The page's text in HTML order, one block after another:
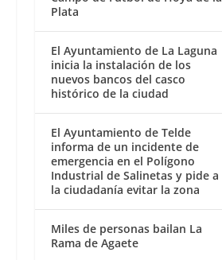
Plata
El Ayuntamiento de La Laguna
inicia la instalación de los
nuevos bancos del casco
histórico de la ciudad
El Ayuntamiento de Telde
informa de un incidente de
emergencia en el Polígono
Industrial de Salinetas y pide a
la ciudadanía evitar la zona
Miles de personas bailan La
Rama de Agaete